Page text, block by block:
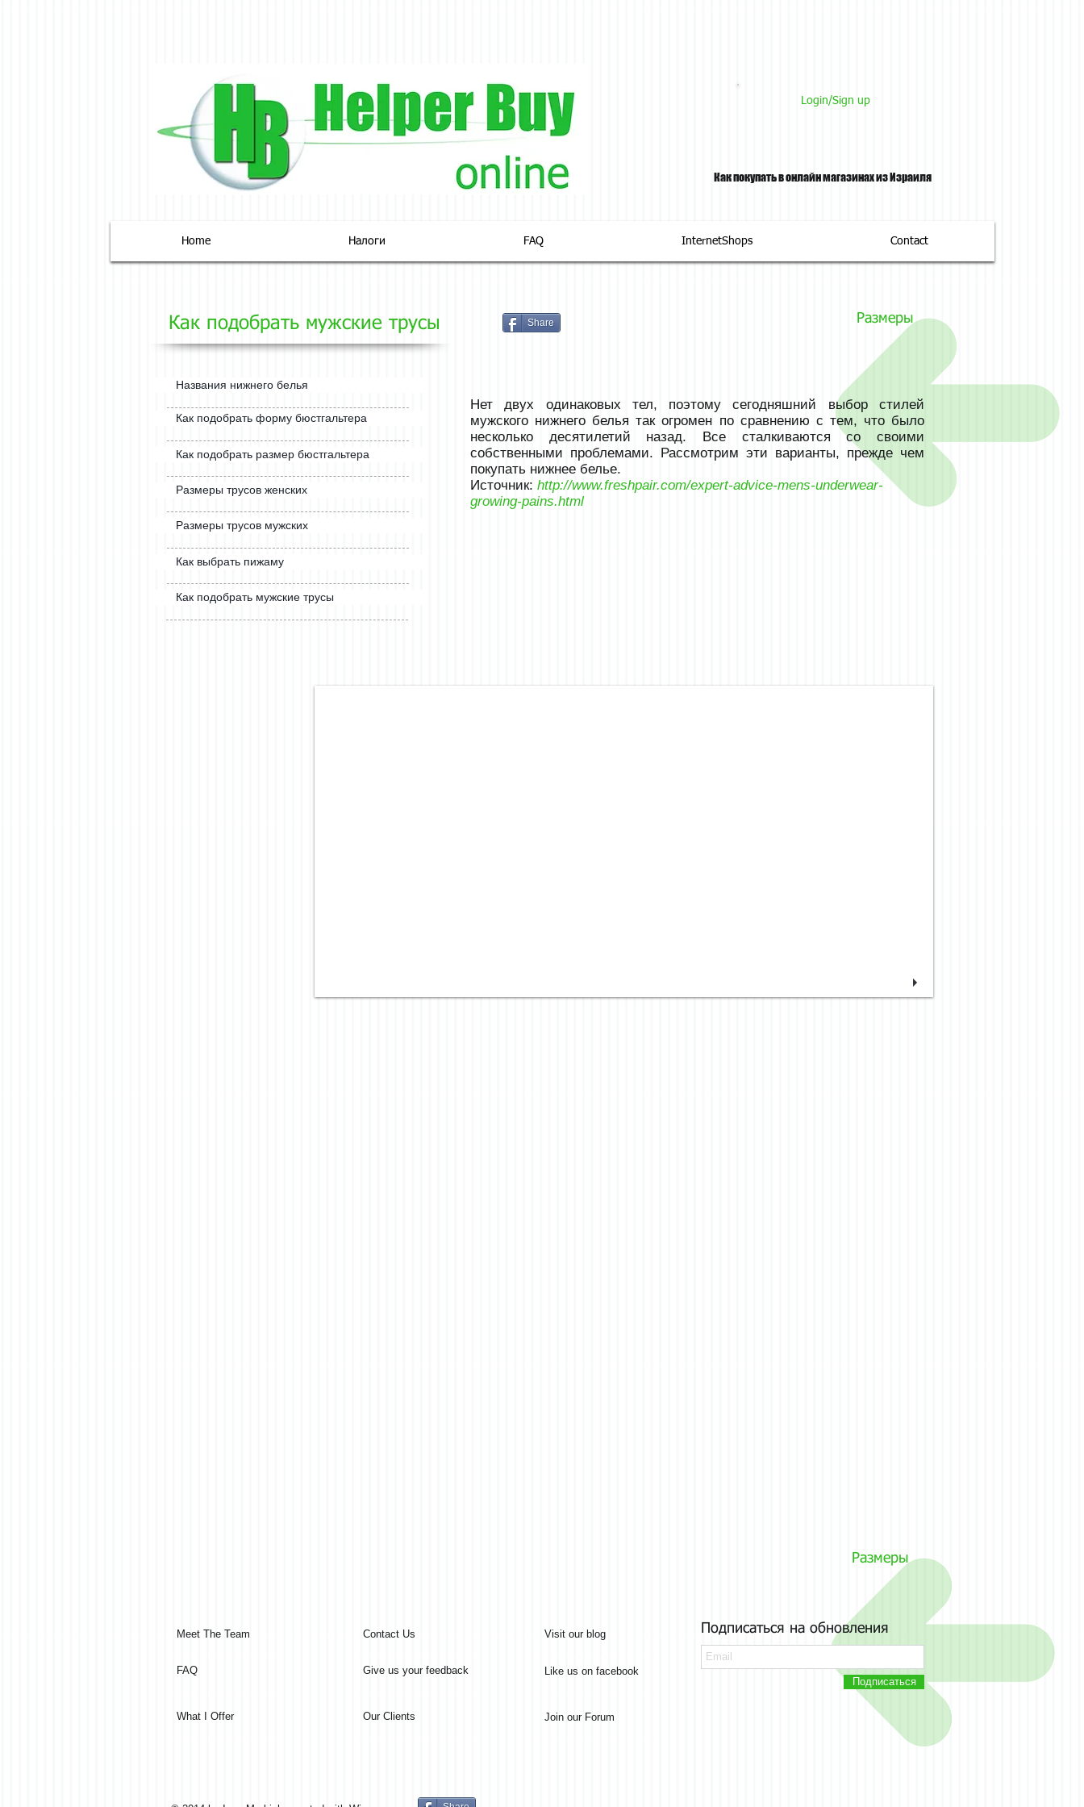
Login/Sign up
Как покупать в онлайн магазинах из Израиля
Home Налоги FAQ InternetShops Contact
Как подобрать мужские трусы Share Размеры
Названия нижнего белья
Как подобрать форму бюстгальтера
Как подобрать размер бюстгальтера
Размеры трусов женских
Нет двух одинаковых тел, поэтому сегодняшний выбор стилей
мужского нижнего белья так огромен по сравнению с тем, что было
несколько десятилетий назад. Все сталкиваются со своими
собственными проблемами. Рассмотрим эти варианты, прежде чем
покупать нижнее белье.
Источник: http://www.freshpair.com/expert-advice-mens-underwear-
growing-pains.html
Размеры трусов мужских
Как выбрать пижаму
Как подобрать мужские трусы
Размеры
Meet The Team
FAQ
What I Offer
Contact Us
Give us your feedback
Our Clients
Visit our blog
Like us on facebook
Join our Forum
Подписаться на обновления
Подписаться